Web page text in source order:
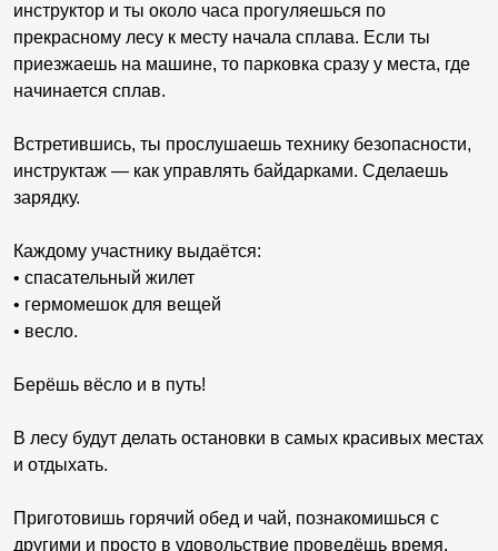
инструктор и ты около часа прогуляешься по
прекрасному лесу к месту начала сплава. Если ты
приезжаешь на машине, то парковка сразу у места, где
начинается сплав.
Встретившись, ты прослушаешь технику безопасности,
инструктаж — как управлять байдарками. Сделаешь
зарядку.
Каждому участнику выдаётся:
• cпасательный жилет
• гермомешок для вещей
• весло.
Берёшь вёсло и в путь!
В лесу будут делать остановки в самых красивых местах
и отдыхать.
Приготовишь горячий обед и чай, познакомишься с
другими и просто в удовольствие проведёшь время.